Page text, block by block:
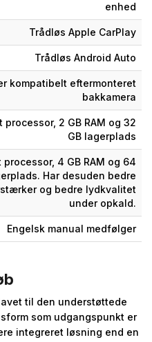
enhed
Trådløs Apple CarPlay
Trådløs Android Auto
kompatibelt eftermonteret
bakkamera
2 GB RAM og 32
GB lagerplads
4 GB RAM og 64
Har desuden bedre
og bedre lydkvalitet
under opkald.
Engelsk manual medfølger
til den understøttede
som udgangspunkt er
integreret løsning end en